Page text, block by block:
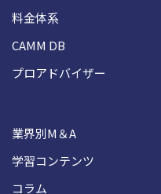
料金体系
CAMM DB
プロアドバイザー
業界別M＆A
学習コンテンツ
コラム